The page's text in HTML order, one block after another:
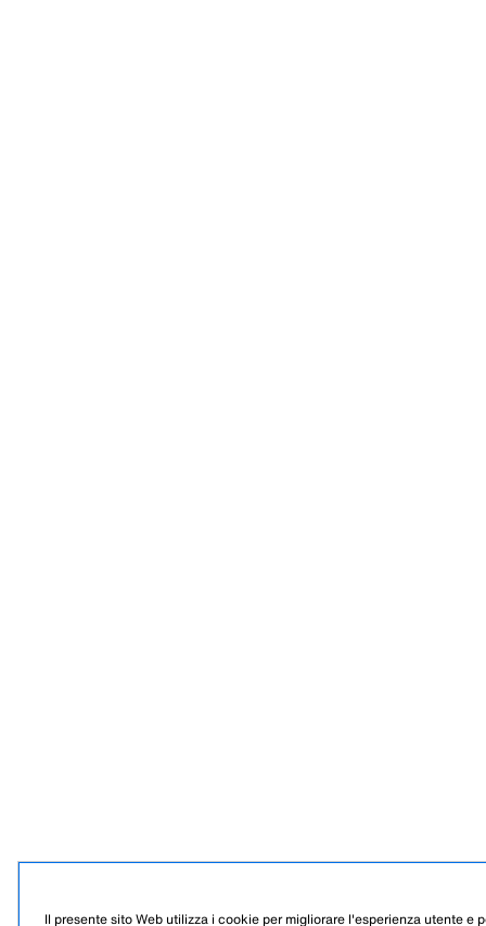
Il presente sito Web utilizza i cookie per migliorare l'esperienza utente